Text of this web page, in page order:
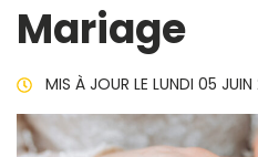
Mariage
MIS À JOUR LE LUNDI 05